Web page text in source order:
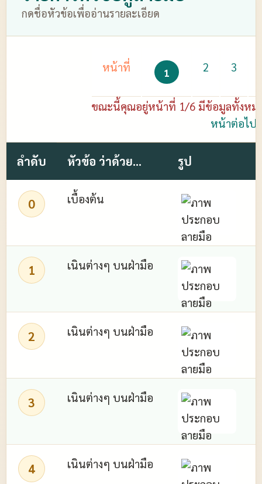
กดชื่อหัวข้อเพื่ออ่านรายละเอียด
หน้าที่ 1 2 3
ขณะนี้คุณอยู่หน้าที่ 1/6 มีข้อมูลทั้งหมด
หน้าต่อไป
ลำดับ หัวข้อ ว่าด้วย... รูป
0 เบื้องต้น
1 เนินต่างๆ บนฝ่ามือ
2 เนินต่างๆ บนฝ่ามือ
3 เนินต่างๆ บนฝ่ามือ
4 เนินต่างๆ บนฝ่ามือ